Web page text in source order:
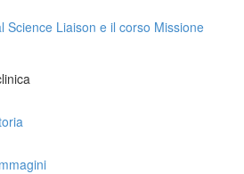
Science Liaison e il corso Missione